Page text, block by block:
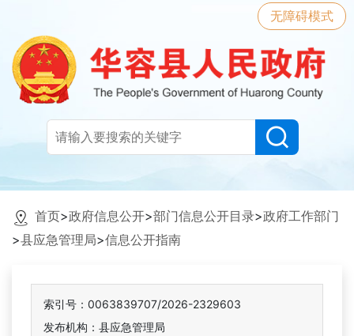
无障碍模式
首页>政府信息公开>部门信息公开目录>政府工作部门
>县应急管理局>信息公开指南
索引号：0063839707/2026-2329603
发布机构：县应急管理局